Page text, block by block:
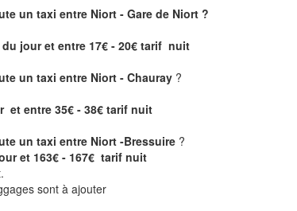
un taxi entre Niort - Gare de Niort ?
du jour et entre 17€ - 20€ tarif nuit
un taxi entre Niort - Chauray ?
et entre 35€ - 38€ tarif nuit
un taxi entre Niort -Bressuire ?
et 163€ - 167€ tarif nuit
sont à ajouter